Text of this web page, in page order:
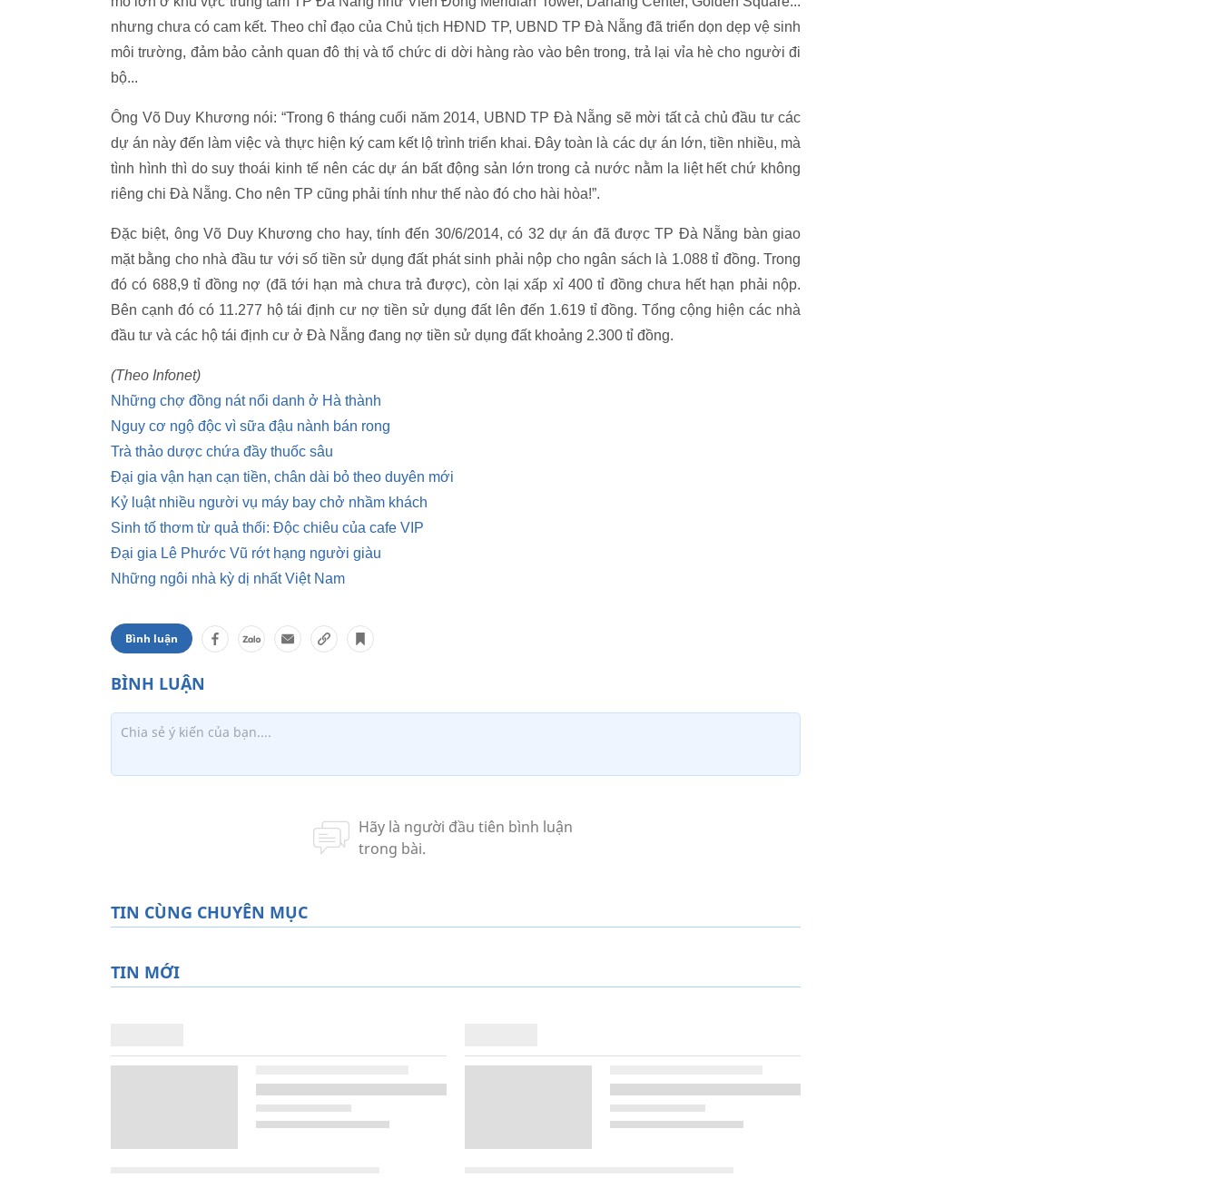
nhưng chưa có cam kết. Theo chỉ đạo của Chủ tịch HĐND TP, UBND TP Đà Nẵng đã triển dọn dẹp vệ sinh
môi trường, đảm bảo cảnh quan đô thị và tổ chức di dời hàng rào vào bên trong, trả lại vỉa hè cho người đi
bộ...
Ông Võ Duy Khương nói: “Trong 6 tháng cuối năm 2014, UBND TP Đà Nẵng sẽ mời tất cả chủ đầu tư các
dự án này đến làm việc và thực hiện ký cam kết lộ trình triển khai. Đây toàn là các dự án lớn, tiền nhiều, mà
tình hình thì do suy thoái kinh tế nên các dự án bất động sản lớn trong cả nước nằm la liệt hết chứ không
riêng chi Đà Nẵng. Cho nên TP cũng phải tính như thế nào đó cho hài hòa!”.
Đặc biệt, ông Võ Duy Khương cho hay, tính đến 30/6/2014, có 32 dự án đã được TP Đà Nẵng bàn giao
mặt bằng cho nhà đầu tư với số tiền sử dụng đất phát sinh phải nộp cho ngân sách là 1.088 tỉ đồng. Trong
đó có 688,9 tỉ đồng nợ (đã tới hạn mà chưa trả được), còn lại xấp xỉ 400 tỉ đồng chưa hết hạn phải nộp.
Bên cạnh đó có 11.277 hộ tái định cư nợ tiền sử dụng đất lên đến 1.619 tỉ đồng. Tổng cộng hiện các nhà
đầu tư và các hộ tái định cư ở Đà Nẵng đang nợ tiền sử dụng đất khoảng 2.300 tỉ đồng.
(Theo Infonet)
Những chợ đồng nát nổi danh ở Hà thành
Nguy cơ ngộ độc vì sữa đậu nành bán rong
Trà thảo dược chứa đầy thuốc sâu
Đại gia vận hạn cạn tiền, chân dài bỏ theo duyên mới
Kỷ luật nhiều người vụ máy bay chở nhầm khách
Sinh tố thơm từ quả thối: Độc chiêu của cafe VIP
Đại gia Lê Phước Vũ rớt hạng người giàu
Những ngôi nhà kỳ dị nhất Việt Nam
Bình luận
TIN CÙNG CHUYÊN MỤC
TIN MỚI